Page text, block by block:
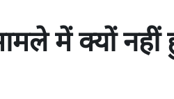
में क्यों नहीं